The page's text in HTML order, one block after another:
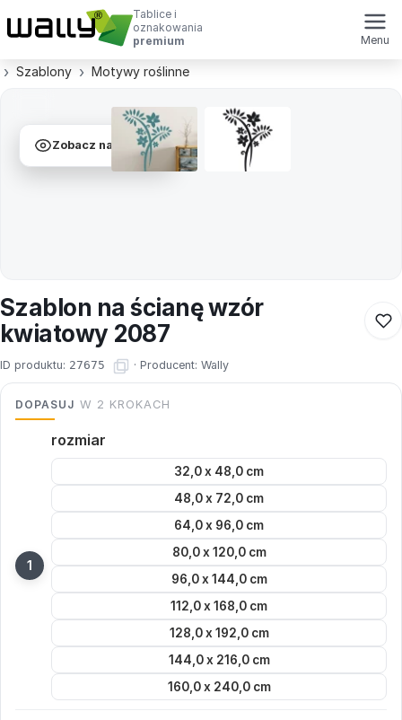
Tablice i
oznakowania
premium
Menu
Szablony Motywy roślinne
Zobacz na ścianie
Szablon na ścianę wzór
kwiatowy 2087
ID produktu: 27675 · Producent: Wally
DOPASUJ W 2 KROKACH
rozmiar
32,0 x 48,0 cm
48,0 x 72,0 cm
64,0 x 96,0 cm
80,0 x 120,0 cm
96,0 x 144,0 cm
112,0 x 168,0 cm
128,0 x 192,0 cm
144,0 x 216,0 cm
160,0 x 240,0 cm